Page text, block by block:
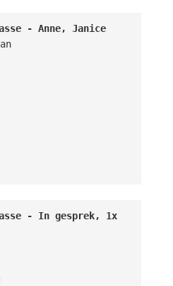
- Anne, Janice
- In gesprek, 1x